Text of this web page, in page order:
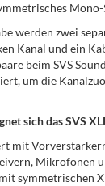
Mono-
werden zwei
Kanal und ein
beim SVS
um die
sich das SVS
mit
Mikrofonen
symmetrischen